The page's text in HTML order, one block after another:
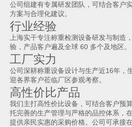
公司组建有专属研发团队，可结合客户
方案与合理化建议。
行业经验
上海实干专注称重检测设备研发与制造
验，产品客户遍及全球 60 多个及地区。
工厂实力
公司深耕称重设备设计与生产近16年，
迎各界客户莅临厂区参观考察。
高性价比产品
我们主打高性价比设备，可结合客户预
托完善的生产管理与严格的品控体系，
提供亲民实惠的采购价格。公司可承接